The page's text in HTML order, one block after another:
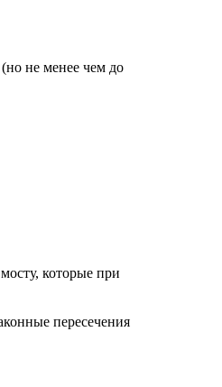
не менее чем до
которые при
пересечения